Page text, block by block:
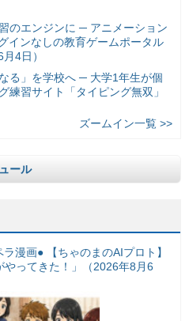
のエンジンに ─ アニメーション
インなしの教育ゲームポータル
4日）
る」を学校へ ─ 大学1年生が個
練習サイト「タイピング無双」
ズームイン一覧 >>
ール
漫画● 【ちゃのまのAIプロト】
ってきた！」（2026年8月6